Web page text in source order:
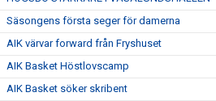
Säsongens första seger för damerna
AIK värvar forward från Fryshuset
AIK Basket Höstlovscamp
AIK Basket söker skribent